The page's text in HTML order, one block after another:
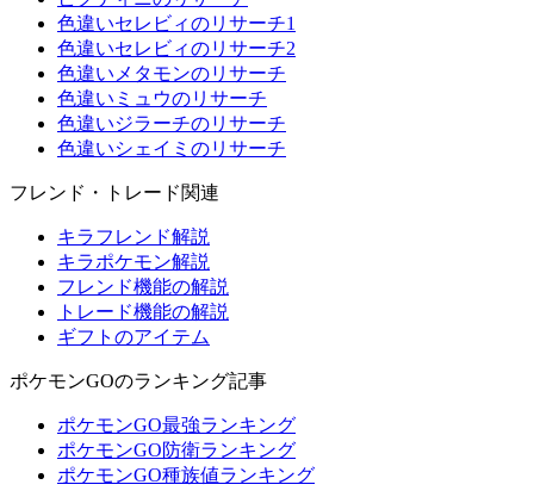
色違いセレビィのリサーチ1
色違いセレビィのリサーチ2
色違いメタモンのリサーチ
色違いミュウのリサーチ
色違いジラーチのリサーチ
色違いシェイミのリサーチ
フレンド・トレード関連
キラフレンド解説
キラポケモン解説
フレンド機能の解説
トレード機能の解説
ギフトのアイテム
ポケモンGOのランキング記事
ポケモンGO最強ランキング
ポケモンGO防衛ランキング
ポケモンGO種族値ランキング